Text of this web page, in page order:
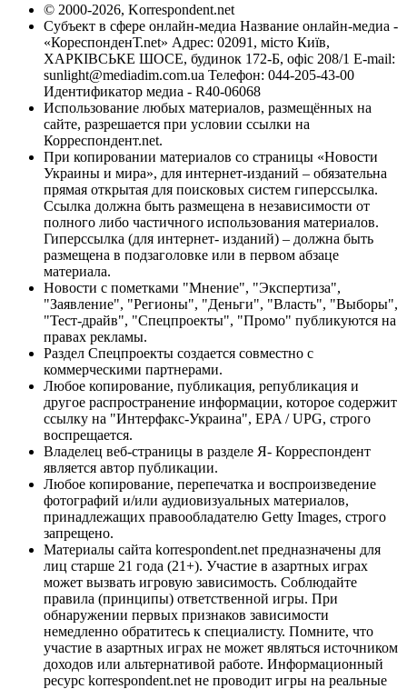
© 2000-2026, Korrespondent.net
Субъект в сфере онлайн-медиа Название онлайн-медиа -
«КореспонденТ.net» Адрес: 02091, місто Київ,
ХАРКІВСЬКЕ ШОСЕ, будинок 172-Б, офіс 208/1 E-mail:
sunlight@mediadim.com.ua Телефон: 044-205-43-00
Идентификатор медиа - R40-06068
Использование любых материалов, размещённых на
сайте, разрешается при условии ссылки на
Корреспондент.net.
При копировании материалов со страницы «Новости
Украины и мира», для интернет-изданий – обязательна
прямая открытая для поисковых систем гиперссылка.
Ссылка должна быть размещена в независимости от
полного либо частичного использования материалов.
Гиперссылка (для интернет- изданий) – должна быть
размещена в подзаголовке или в первом абзаце
материала.
Новости с пометками "Мнение", "Экспертиза",
"Заявление", "Регионы", "Деньги", "Власть", "Выборы",
"Тест-драйв", "Спецпроекты", "Промо" публикуются на
правах рекламы.
Раздел Спецпроекты создается совместно с
коммерческими партнерами.
Любое копирование, публикация, републикация и
другое распространение информации, которое содержит
ссылку на "Интерфакс-Украина", EPA / UPG, строго
воспрещается.
Владелец веб-страницы в разделе Я- Корреспондент
является автор публикации.
Любое копирование, перепечатка и воспроизведение
фотографий и/или аудиовизуальных материалов,
принадлежащих правообладателю Getty Images, строго
запрещено.
Материалы сайта korrespondent.net предназначены для
лиц старше 21 года (21+). Участие в азартных играх
может вызвать игровую зависимость. Соблюдайте
правила (принципы) ответственной игры. При
обнаружении первых признаков зависимости
немедленно обратитесь к специалисту. Помните, что
участие в азартных играх не может являться источником
доходов или альтернативой работе. Информационный
ресурс korrespondent.net не проводит игры на реальные